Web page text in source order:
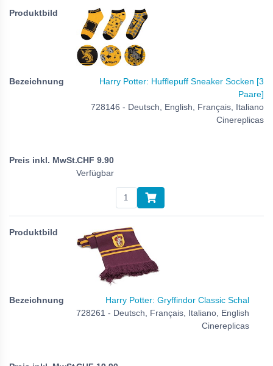
Harry Potter: Hufflepuff Sneaker Socken [3
Paare]
728146 - Deutsch, English, Français, Italiano
Cinereplicas
CHF 9.90
Verfügbar
Harry Potter: Gryffindor Classic Schal
728261 - Deutsch, Français, Italiano, English
Cinereplicas